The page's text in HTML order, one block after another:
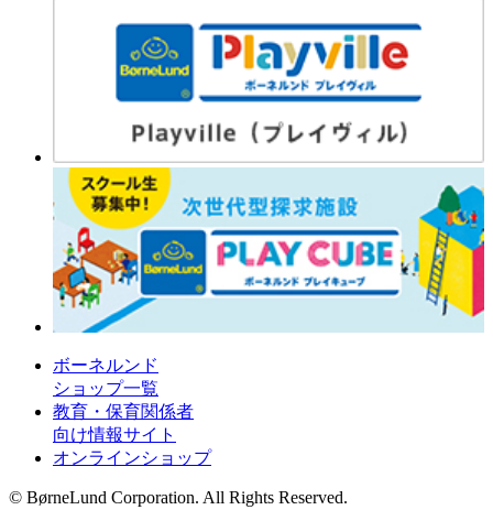
ボーネルンド
ショップ一覧
教育・保育関係者
向け情報サイト
オンラインショップ
© BørneLund Corporation. All Rights Reserved.